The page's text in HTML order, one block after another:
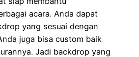
acara. Anda dapat
yang sesuai dengan
juga bisa custom baik
Jadi backdrop yang